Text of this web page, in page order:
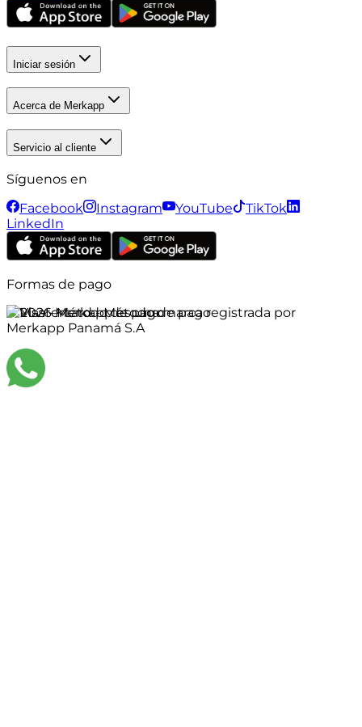
Iniciar sesión
Acerca de Merkapp
Servicio al cliente
Síguenos en
Facebook
Instagram YouTube
TikTok
LinkedIn
Formas de pago
©2026Merkapp es una marca registrada por
Merkapp Panamá S.A